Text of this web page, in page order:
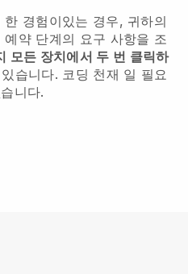
경험이있는 경우, 귀하의
약 단계의 요구 사항을 조
모든 장치에서 두 번 클릭하
습니다. 코딩 천재 일 필요
니다.